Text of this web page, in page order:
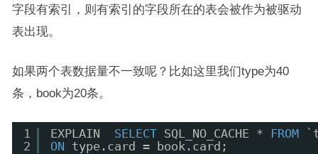
字段有索引，则有索引的字段所在的表会被作为被驱动
表出现。
如果两个表数据量不一致呢？比如这里我们type为40
条，book为20条。
1
2
EXPLAIN SELECT SQL_NO_CACHE * FROM
ON
type.card = book.card;